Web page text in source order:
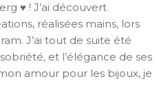
♥ ! J’ai découvert
réalisées mains, lors
J’ai tout de suite été
et l’élégance de ses
amour pour les bijoux, je